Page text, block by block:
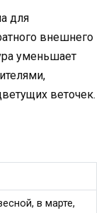
для
внешнего
уменьшает
веточек.
в марте,